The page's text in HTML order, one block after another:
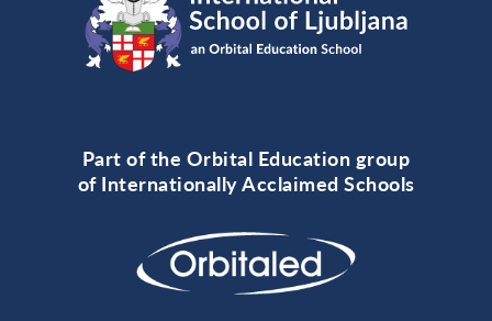
Part of the Orbital Education group
of Internationally Acclaimed Schools